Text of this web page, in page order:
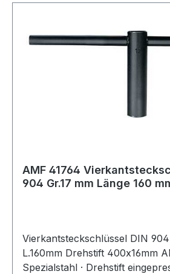
AMF 41764
904 Gr.17 mm Länge 160
Vierkantsteckschlüssel DIN 904
L.160mm Drehstift 400x16mm
Spezialstahl · Drehstift